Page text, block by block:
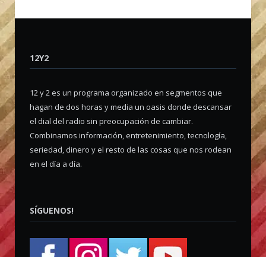
12Y2
12 y 2 es un programa organizado en segmentos que
hagan de dos horas y media un oasis donde descansar
el dial del radio sin preocupación de cambiar.
Combinamos información, entretenimiento, tecnología,
seriedad, dinero y el resto de las cosas que nos rodean
en el día a día.
SÍGUENOS!